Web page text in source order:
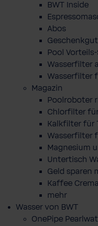
BWT Inside
Abos
Pool
Wasserfilter
Wasserfilter
Magazin
Poolroboter
Chlorfilter
Kalkfilter für
Wasserfilter
Magnesium
Untertisch
Geld sparen
Kaffee Crema
mehr
Wasser von BWT
OnePipe